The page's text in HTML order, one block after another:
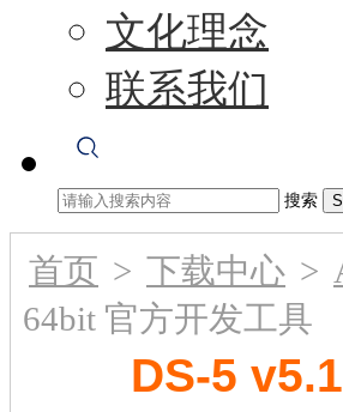
文化理念
联系我们
搜索
首页 > 下载中心 >
64bit 官方开发工具
DS-5